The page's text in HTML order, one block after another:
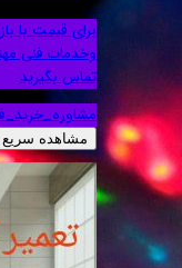
برای قیمت با بازرگانی
وخدمات فنی مهندسی مرادی
تماس بگیرید
مشاوره_خرید_فروش
مشاهده سریع